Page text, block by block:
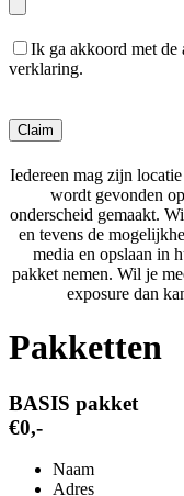
Ik ga akkoord met de
verklaring.
Iedereen mag zijn
wordt gevonden
onderscheid gemaakt.
en tevens de
media en opslaan in
pakket nemen. Wil je
exposure dan
Pakketten
BASIS pakket
€0,-
Naam
Adres